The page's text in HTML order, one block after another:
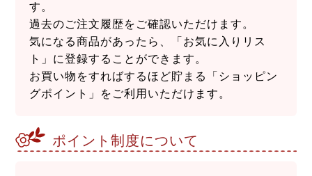
す。
過去のご注文履歴をご確認いただけます。
気になる商品があったら、「お気に入りリス
ト」に登録することができます。
お買い物をすればするほど貯まる「ショッピン
グポイント」をご利用いただけます。
ポイント制度について